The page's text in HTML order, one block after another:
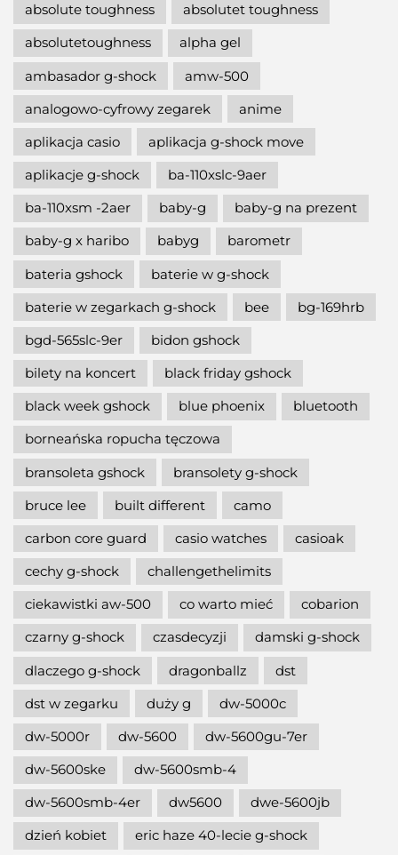
absolute toughness
absolutet toughness
absolutetoughness
alpha gel
ambasador g-shock
amw-500
analogowo-cyfrowy zegarek
anime
aplikacja casio
aplikacja g-shock move
aplikacje g-shock
ba-110xslc-9aer
ba-110xsm -2aer
baby-g
baby-g na prezent
baby-g x haribo
babyg
barometr
bateria gshock
baterie w g-shock
baterie w zegarkach g-shock
bee
bg-169hrb
bgd-565slc-9er
bidon gshock
bilety na koncert
black friday gshock
black week gshock
blue phoenix
bluetooth
borneańska ropucha tęczowa
bransoleta gshock
bransolety g-shock
bruce lee
built different
camo
carbon core guard
casio watches
casioak
cechy g-shock
challengethelimits
ciekawistki aw-500
co warto mieć
cobarion
czarny g-shock
czasdecyzji
damski g-shock
dlaczego g-shock
dragonballz
dst
dst w zegarku
duży g
dw-5000c
dw-5000r
dw-5600
dw-5600gu-7er
dw-5600ske
dw-5600smb-4
dw-5600smb-4er
dw5600
dwe-5600jb
dzień kobiet
eric haze 40-lecie g-shock